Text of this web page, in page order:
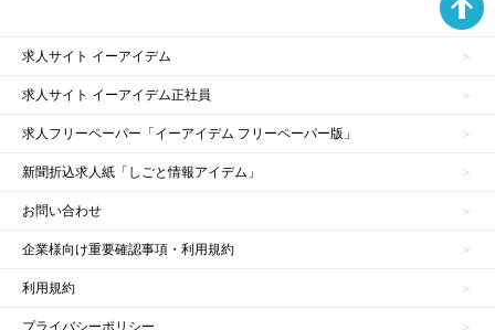
求人サイト イーアイデム
求人サイト イーアイデム正社員
求人フリーペーパー「イーアイデム フリーペーパー版」
新聞折込求人紙「しごと情報アイデム」
お問い合わせ
企業様向け重要確認事項・利用規約
利用規約
プライバシーポリシー